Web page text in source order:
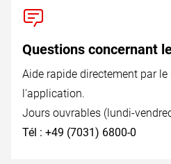
Questions concernant
Aide rapide directement par
l'application.
Jours ouvrables (lundi-
Tél : +49 (7031) 6800-0